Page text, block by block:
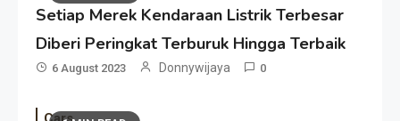
Setiap Merek Kendaraan Listrik Terbesar
Diberi Peringkat Terburuk Hingga Terbaik
6 August 2023 Donnywijaya 0